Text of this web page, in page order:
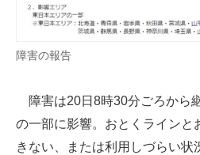
経営リーダーのコミュニティ
企業向けIT製品の総合サイト
IT製品の技術・比較・事例
障害の報告
障害は20日8時30分ごろから
の一部に影響。おとくラインと
きない、または利用しづらい状